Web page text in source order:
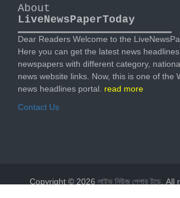
About
LiveNewsPaperToday
Dear Readers Welcome to the
Here you can get the latest news
newspapers with different category,
news website links. Now, this is one of the
news headlines portal. read more
Contact Us
Copyright © 2026 লাইভ নিউজ পেপার টুডে. All